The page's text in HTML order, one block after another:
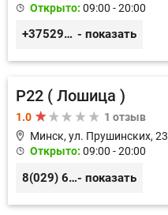
Открыто: 09:00 - 20:00
+375291874947 - показать
Р22 ( Лошица )
1.0
1 отзыв
Минск, ул. Прушинских, 23
Открыто: 09:00 - 20:00
8(029) 649-90-18- показать